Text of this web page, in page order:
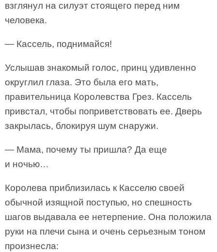
взглянул на силуэт стоящего перед ним
человека.
— Кассель, поднимайся!
Услышав знакомый голос, принц удивленно
округлил глаза. Это была его мать,
правительница Королевства Грез. Кассель
привстал, чтобы поприветствовать ее. Дверь
закрылась, блокируя шум снаружи.
— Мама, почему ты пришла? Да еще
и ночью…
Королева приблизилась к Касселю своей
обычной изящной поступью, но спешность
шагов выдавала ее нетерпение. Она положила
руки на плечи сына и очень серьезным тоном
произнесла: